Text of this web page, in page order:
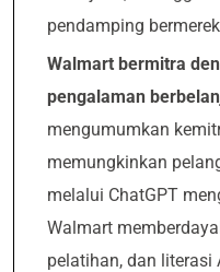
pendamping
Walmart bermitra
pengalaman
mengumumkan
memungkinkan
melalui ChatGPT
Walmart
pelatihan, dan literasi